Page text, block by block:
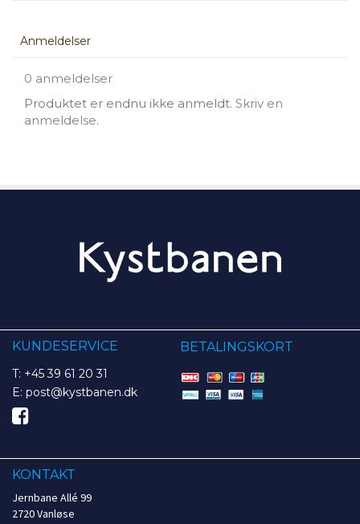
Anmeldelser
0 anmeldelser
Produktet er endnu ikke anmeldt. Skriv en
anmeldelse.
KUNDESERVICE
T: +45 39 61 20 31
E: post@kystbanen.dk
BETALINGSKORT
KONTAKT
Jernbane Allé 99
2720 Vanløse